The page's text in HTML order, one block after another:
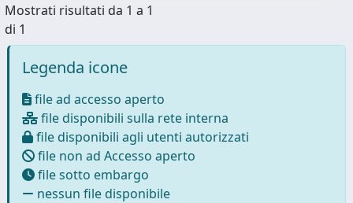
Mostrati risultati da 1 a 1
di 1
Legenda icone
file ad accesso aperto
file disponibili sulla rete interna
file disponibili agli utenti autorizzati
file non ad Accesso aperto
file sotto embargo
nessun file disponibile